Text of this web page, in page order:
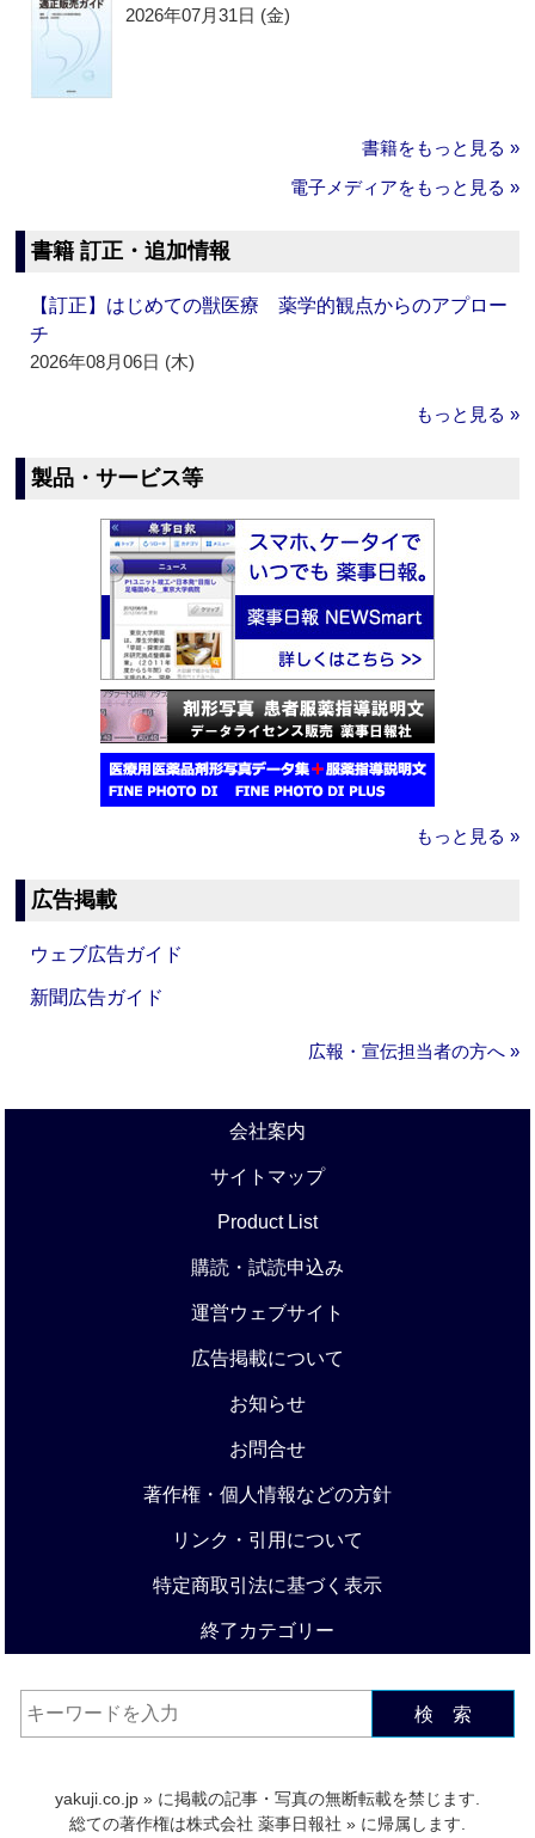
2026年07月31日 (金)
書籍をもっと見る »
電子メディアをもっと見る »
書籍 訂正・追加情報
【訂正】はじめての獣医療 薬学的観点からのアプロー
チ
2026年08月06日 (木)
もっと見る »
製品・サービス等
もっと見る »
広告掲載
ウェブ広告ガイド
新聞広告ガイド
広報・宣伝担当者の方へ »
会社案内
サイトマップ
Product List
購読・試読申込み
運営ウェブサイト
広告掲載について
お知らせ
お問合せ
著作権・個人情報などの方針
リンク・引用について
特定商取引法に基づく表示
終了カテゴリー
検 索
yakuji.co.jp » に掲載の記事・写真の無断転載を禁じます.
総ての著作権は株式会社 薬事日報社 » に帰属します.